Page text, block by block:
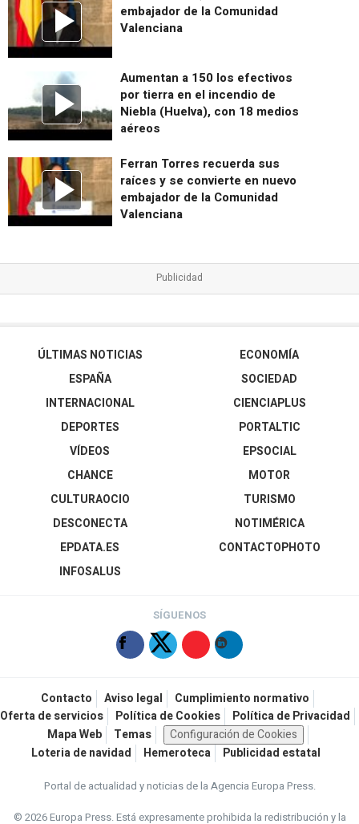
embajador de la Comunidad
Valenciana
Aumentan a 150 los efectivos
por tierra en el incendio de
Niebla (Huelva), con 18 medios
aéreos
Ferran Torres recuerda sus
raíces y se convierte en nuevo
embajador de la Comunidad
Valenciana
ÚLTIMAS NOTICIAS
ESPAÑA
INTERNACIONAL
DEPORTES
VÍDEOS
ECONOMÍA
SOCIEDAD
CIENCIAPLUS
PORTALTIC
EPSOCIAL
CHANCE
CULTURAOCIO
DESCONECTA
EPDATA.ES
INFOSALUS
MOTOR
TURISMO
NOTIMÉRICA
CONTACTOPHOTO
SÍGUENOS
Contacto Aviso legal
Cumplimiento normativo
Oferta de servicios
Política de Cookies
Política de Privacidad
Mapa Web
Temas
Configuración de Cookies
Loteria de navidad
Hemeroteca Publicidad estatal
Portal de actualidad y noticias de la Agencia Europa Press.
© 2026 Europa Press.Está expresamente prohibida la redistribución y la